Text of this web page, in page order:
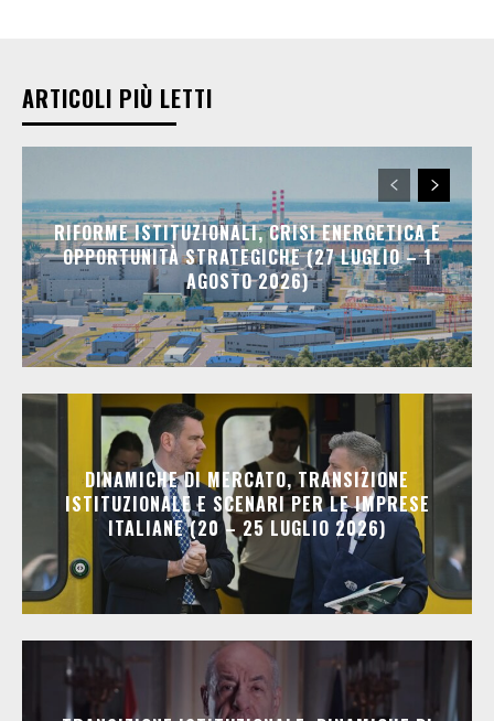
ARTICOLI PIÙ LETTI
RIFORME ISTITUZIONALI, CRISI ENERGETICA E
OPPORTUNITÀ STRATEGICHE (27 LUGLIO – 1
AGOSTO 2026)
DINAMICHE DI MERCATO, TRANSIZIONE
ISTITUZIONALE E SCENARI PER LE IMPRESE
ITALIANE (20 – 25 LUGLIO 2026)